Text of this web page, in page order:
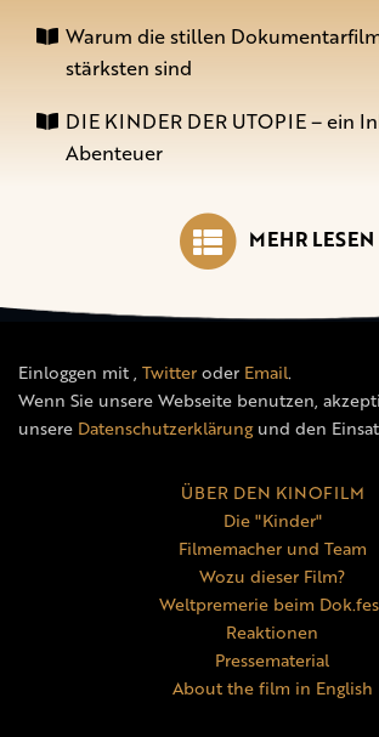
Warum die stillen
stärksten sind
DIE KINDER DER UTOPIE – ein
Abenteuer
MEHR LESEN
Einloggen mit, Twitteroder Email.
Wenn Sie unsere Webseite benutzen,
unsere Datenschutzerklärungund den
ÜBER DEN KINOFILM
Die "Kinder"
Filmemacher und Team
Wozu dieser Film?
Weltpremerie beim
Reaktionen
Pressematerial
About the film in English